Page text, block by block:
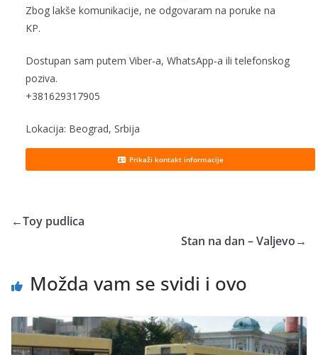
Zbog lakše komunikacije, ne odgovaram na poruke na
KP.
Dostupan sam putem Viber-a, WhatsApp-a ili telefonskog
poziva.
+381629317905
Lokacija: Beograd, Srbija
Prikaži kontakt informacije
←Toy pudlica
Stan na dan – Valjevo→
Možda vam se svidi i ovo